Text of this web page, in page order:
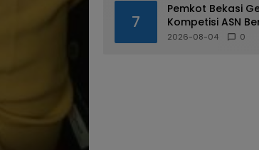
7
Pemkot Bekasi
Kompetisi ASN
pada HUT RI ke-81
2026-08-04 0